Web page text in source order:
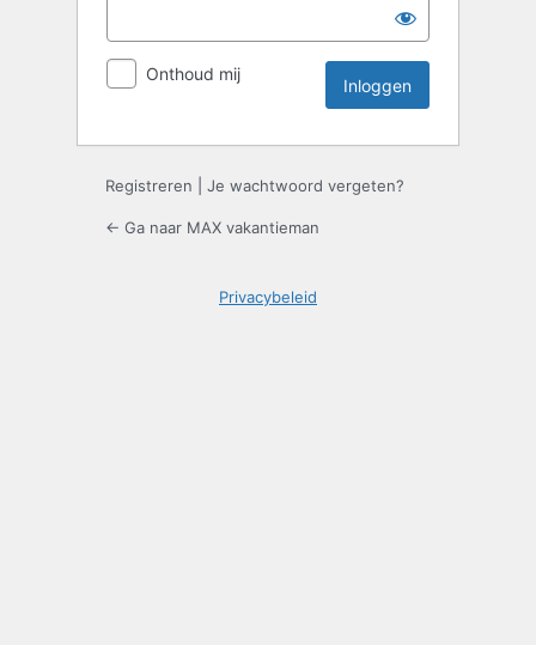
Onthoud mij
Registreren Je wachtwoord vergeten?
← Ga naar MAX vakantieman
Privacybeleid